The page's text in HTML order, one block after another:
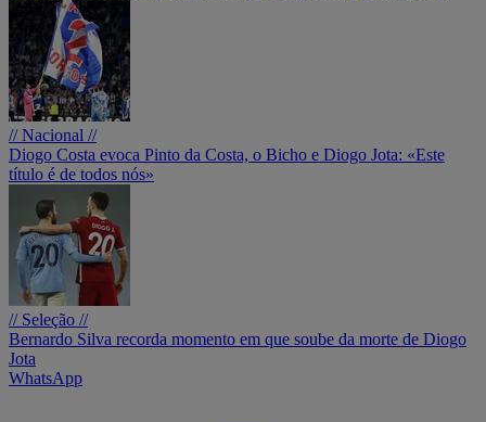
// Nacional //
Diogo Costa evoca Pinto da Costa, o Bicho e Diogo Jota: «Este
título é de todos nós»
// Seleção //
Bernardo Silva recorda momento em que soube da morte de Diogo
Jota
WhatsApp